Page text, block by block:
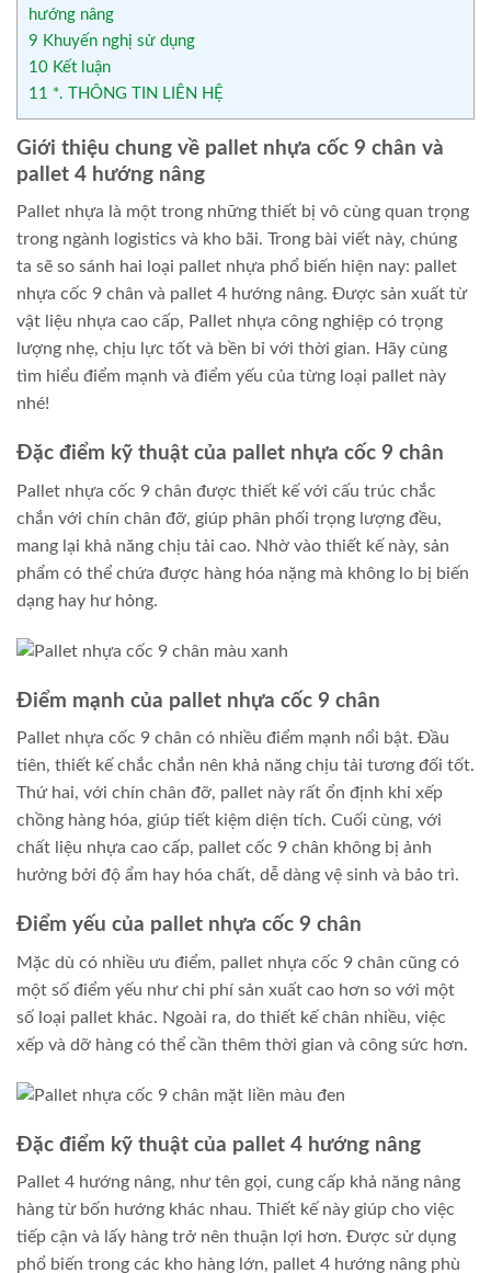
hướng nâng
9 Khuyến nghị sử dụng
10 Kết luận
11 *. THÔNG TIN LIÊN HỆ
Giới thiệu chung về pallet nhựa cốc 9 chân và
pallet 4 hướng nâng
Pallet nhựa là một trong những thiết bị vô cùng quan trọng
trong ngành logistics và kho bãi. Trong bài viết này, chúng
ta sẽ so sánh hai loại pallet nhựa phổ biến hiện nay: pallet
nhựa cốc 9 chân và pallet 4 hướng nâng. Được sản xuất từ
vật liệu nhựa cao cấp, Pallet nhựa công nghiệp có trọng
lượng nhẹ, chịu lực tốt và bền bỉ với thời gian. Hãy cùng
tìm hiểu điểm mạnh và điểm yếu của từng loại pallet này
nhé!
Đặc điểm kỹ thuật của pallet nhựa cốc 9 chân
Pallet nhựa cốc 9 chân được thiết kế với cấu trúc chắc
chắn với chín chân đỡ, giúp phân phối trọng lượng đều,
mang lại khả năng chịu tải cao. Nhờ vào thiết kế này, sản
phẩm có thể chứa được hàng hóa nặng mà không lo bị biến
dạng hay hư hỏng.
Điểm mạnh của pallet nhựa cốc 9 chân
Pallet nhựa cốc 9 chân có nhiều điểm mạnh nổi bật. Đầu
tiên, thiết kế chắc chắn nên khả năng chịu tải tương đối tốt.
Thứ hai, với chín chân đỡ, pallet này rất ổn định khi xếp
chồng hàng hóa, giúp tiết kiệm diện tích. Cuối cùng, với
chất liệu nhựa cao cấp, pallet cốc 9 chân không bị ảnh
hưởng bởi độ ẩm hay hóa chất, dễ dàng vệ sinh và bảo trì.
Điểm yếu của pallet nhựa cốc 9 chân
Mặc dù có nhiều ưu điểm, pallet nhựa cốc 9 chân cũng có
một số điểm yếu như chi phí sản xuất cao hơn so với một
số loại pallet khác. Ngoài ra, do thiết kế chân nhiều, việc
xếp và dỡ hàng có thể cần thêm thời gian và công sức hơn.
Đặc điểm kỹ thuật của pallet 4 hướng nâng
Pallet 4 hướng nâng, như tên gọi, cung cấp khả năng nâng
hàng từ bốn hướng khác nhau. Thiết kế này giúp cho việc
tiếp cận và lấy hàng trở nên thuận lợi hơn. Được sử dụng
phổ biến trong các kho hàng lớn, pallet 4 hướng nâng phù